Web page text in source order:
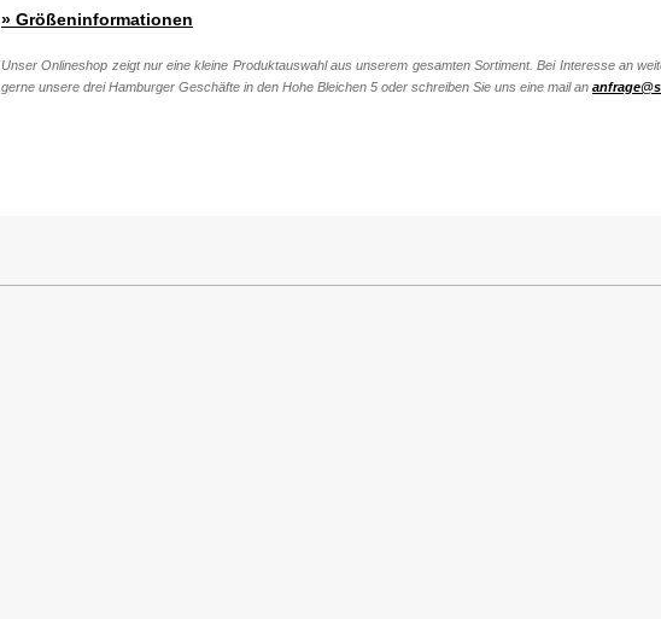
» Größeninformationen
Unser Onlineshop zeigt nur eine kleine Produktauswahl aus unserem gesamten Sortiment. Bei Interesse an
gerne unsere drei Hamburger Geschäfte in den Hohe Bleichen 5 oder schreiben Sie uns eine mail an